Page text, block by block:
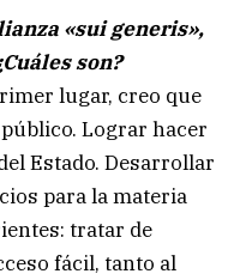
«sui generis»,
son?
lugar, creo que
Lograr hacer
Estado. Desarrollar
para la materia
tratar de
fácil, tanto al